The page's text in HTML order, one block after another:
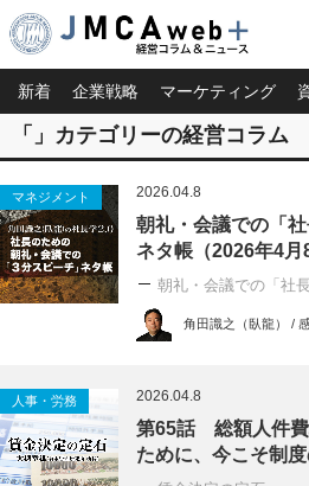
新着 企業戦略 マーケティング
「」カテゴリーの経営コラム
マネジメント 2026.04.8
朝礼・会議での「社
ネタ帳（2026年4月
朝礼・会議での「社
角田識之（臥龍） /
人事・労務 2026.04.8
第65話 総額人件費
ために、今こそ制